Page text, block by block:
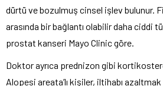
dürtü ve bozulmuş cinsel işlev bulunur.
arasında bir bağlantı olabilir daha ciddi
prostat kanseri Mayo Clinic göre.
Doktor ayrıca prednizon gibi
Alopesi areata’lı kişiler, iltihabı